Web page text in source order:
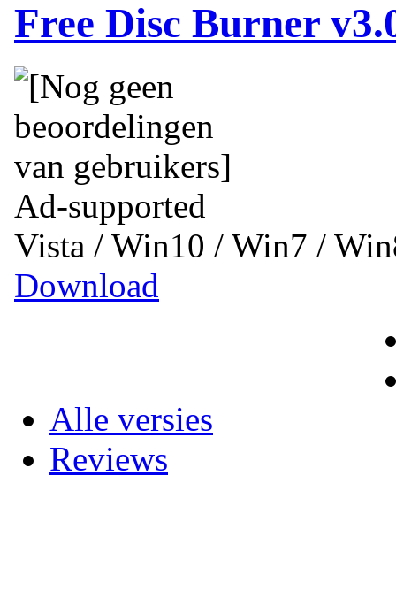
Free Disc Burner
Ad-supported
Vista / Win10 / Win7 /
Download
Alle versies
Reviews